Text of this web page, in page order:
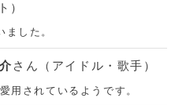
）
した。
さん（アイドル・歌手）
用されているようです。